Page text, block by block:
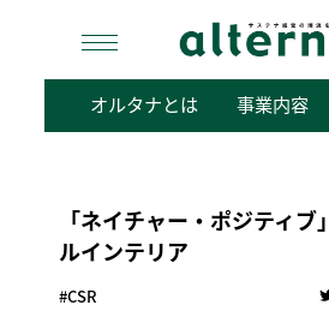
検
オルタナとは 事業内容
「ネイチャー・ポジティ
ルインテリア
#CSR